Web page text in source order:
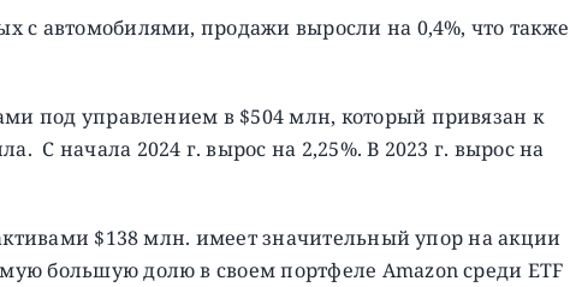
с автомобилями, продажи выросли на 0,4%, что также
под управлением в $504 млн, который привязан к
C начала 2024 г. вырос на 2,25%. В 2023 г. вырос на
$138 млн. имеет значительный упор на акции
большую долю в своем портфеле Amazon среди ETF